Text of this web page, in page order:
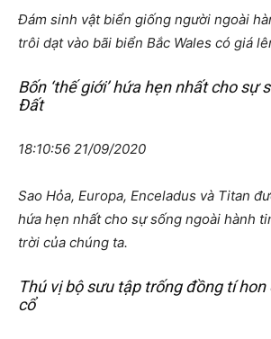
Đám sinh vật biển giống người ngoài
trôi dạt vào bãi biển Bắc Wales có giá
Bốn ‘thế giới’ hứa hẹn nhất cho sự
Đất
18:10:56 21/09/2020
Sao Hỏa, Europa, Enceladus và Titan
hứa hẹn nhất cho sự sống ngoài hành
trời của chúng ta.
Thú vị bộ sưu tập trống đồng tí
cổ